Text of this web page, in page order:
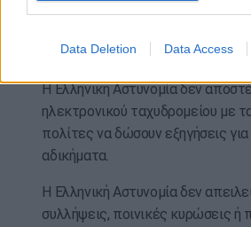
Data Deletion Data Access
@gmail.com.
Η Ελληνική Αστυνομία δεν
ηλεκτρονικού ταχυδρομείου με
πολίτες να δώσουν εξηγήσεις
αδικήματα.
Η Ελληνική Αστυνομία δεν
συλλήψεις, ποινικές κυρώσεις ή